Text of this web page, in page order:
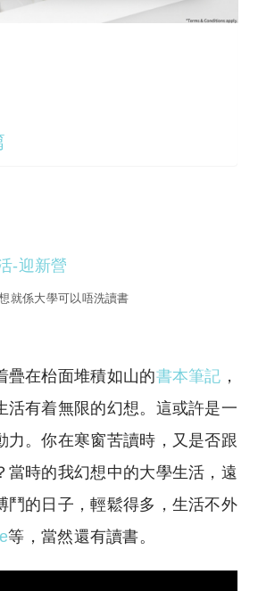
就係大學可以唔洗讀書
疊在枱面堆積如山的書本筆記 ，
活有着無限的幻想。這或許是一
力。你在寒窗苦讀時，又是否跟
當時的我幻想中的大學生活，遠
鬥的日子，輕鬆得多，生活不外
等，當然還有讀書。